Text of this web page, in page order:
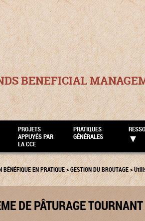
BENEFICIAL
PROJETS
APPUYÉS PAR
LA CCE
PRATIQUES
GÉNÉRALES
BÉNÉFIQUE EN PRATIQUE>GESTION DU BROUTAGE>
DE PÂTURAGE TOURNANT